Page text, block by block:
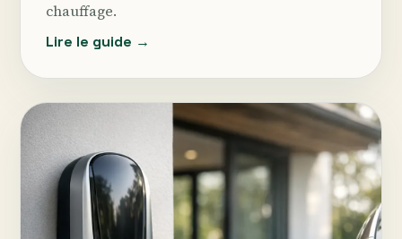
chauffage.
Lire le guide →